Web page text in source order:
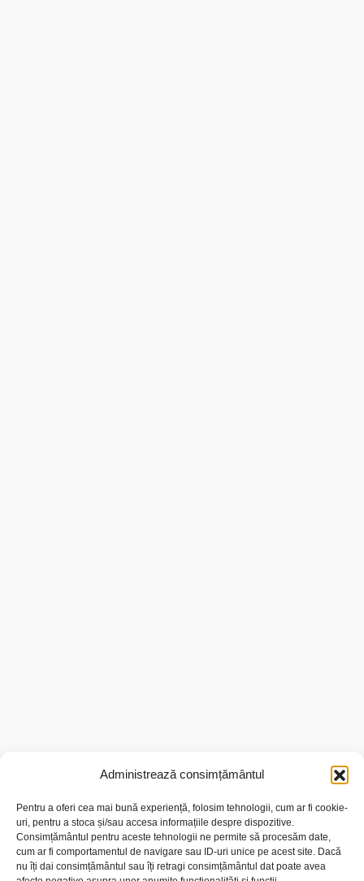
Administrează consimțământul
Pentru a oferi cea mai bună experiență, folosim tehnologii, cum ar fi cookie-
uri, pentru a stoca și/sau accesa informațiile despre dispozitive.
Consimțământul pentru aceste tehnologii ne permite să procesăm date,
cum ar fi comportamentul de navigare sau ID-uri unice pe acest site. Dacă
nu îți dai consimțământul sau îți retragi consimțământul dat poate avea